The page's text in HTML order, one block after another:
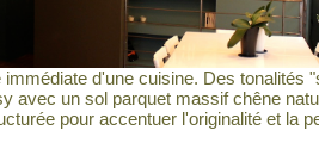
d'une cuisine. Des tonalités
avec un sol parquet massif chêne
pour accentuer l'originalité et la